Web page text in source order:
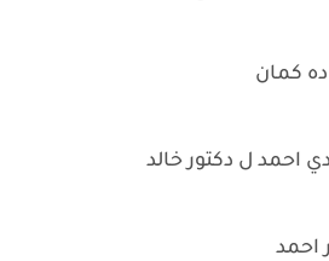
ده كمان
احمد ل دكتور خالد
احمد